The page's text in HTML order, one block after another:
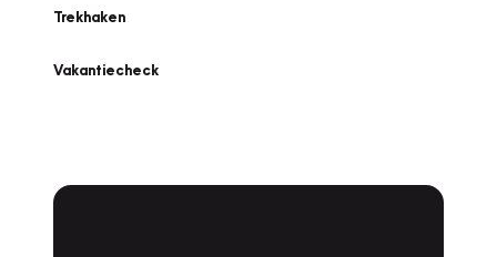
Trekhaken
Vakantiecheck